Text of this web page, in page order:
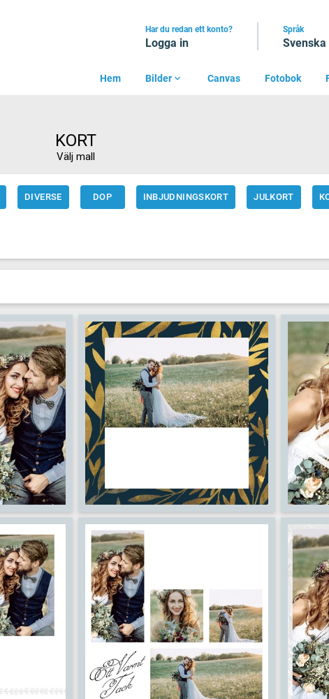
Har du redan ett konto?
Logga in
Språk
Svenska
Hem Bilder expand_more Canvas Fotobok
KORT
Välj mall
DIVERSE DOP INBJUDNINGSKORT JULKORT